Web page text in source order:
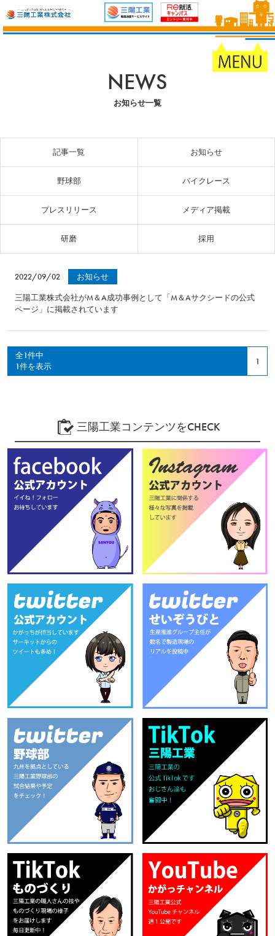
NEWS
お知らせ一覧
記事一覧 お知らせ
野球部 バイクレース
プレスリリース メディア掲載
研磨 採用
三陽工業株式会社がM＆A成功事例として「M＆Aサクシードの公式
ページ」に掲載されています
2022/09/02 お知らせ
全1件中
1件を表示
1
三陽工業コンテンツをCHECK